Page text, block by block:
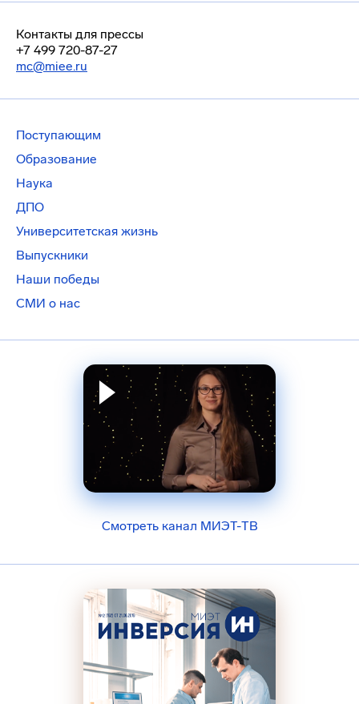
Контакты для прессы
+7 499 720-87-27
mc@miee.ru
Поступающим
Образование
Наука
ДПО
Университетская жизнь
Выпускники
Наши победы
СМИ о нас
Смотреть канал МИЭТ-ТВ